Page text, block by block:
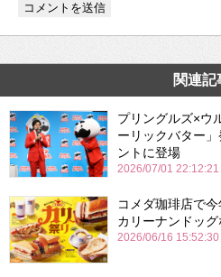
関連記
プリングルズ×ウ
ーリックバター
ントに登場
2026/07/01 22:12:21
コメダ珈琲店で
カリーナンドッ
2026/06/16 15:52:30